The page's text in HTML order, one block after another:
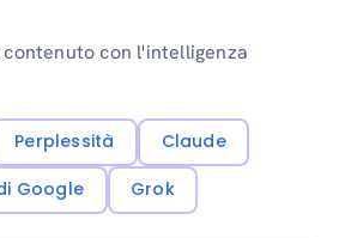
con l'intelligenza
Perplessità
Claude
Google
Grok